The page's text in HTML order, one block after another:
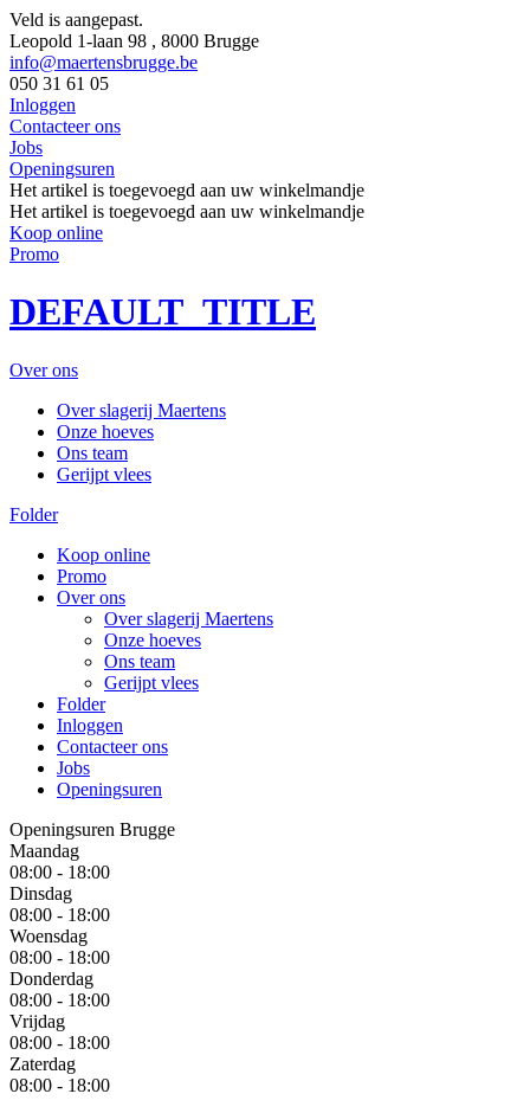
Veld is aangepast.
Leopold 1-laan 98 , 8000 Brugge
info@maertensbrugge.be
050 31 61 05
Inloggen
Contacteer ons
Jobs
Openingsuren
Het artikel is toegevoegd aan uw winkelmandje
Het artikel is toegevoegd aan uw winkelmandje
Koop online
Promo
DEFAULT_TITLE
Over ons
Over slagerij Maertens
Onze hoeves
Ons team
Gerijpt vlees
Folder
Koop online
Promo
Over ons
Over slagerij Maertens
Onze hoeves
Ons team
Gerijpt vlees
Folder
Inloggen
Contacteer ons
Jobs
Openingsuren
Openingsuren Brugge
Maandag
08:00 - 18:00
Dinsdag
08:00 - 18:00
Woensdag
08:00 - 18:00
Donderdag
08:00 - 18:00
Vrijdag
08:00 - 18:00
Zaterdag
08:00 - 18:00